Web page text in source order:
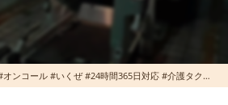
オンコール #いくぜ #24時間365日対応 #介護タクシ...